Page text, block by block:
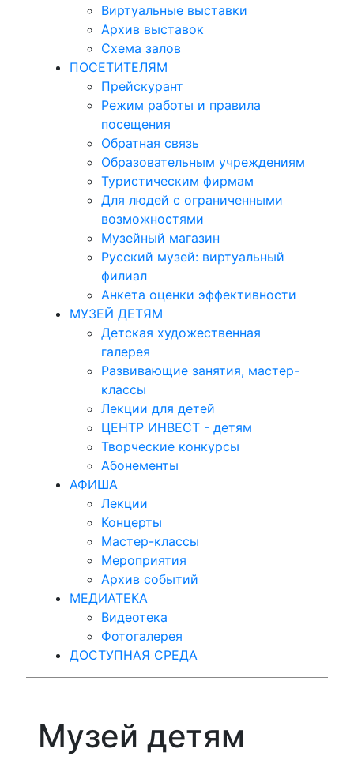
Виртуальные выставки
Архив выставок
Схема залов
ПОСЕТИТЕЛЯМ
Прейскурант
Режим работы и правила
посещения
Обратная связь
Образовательным учреждениям
Туристическим фирмам
Для людей с ограниченными
возможностями
Музейный магазин
Русский музей: виртуальный
филиал
Анкета оценки эффективности
МУЗЕЙ ДЕТЯМ
Детская художественная
галерея
Развивающие занятия, мастер-
классы
Лекции для детей
ЦЕНТР ИНВЕСТ - детям
Творческие конкурсы
Абонементы
АФИША
Лекции
Концерты
Мастер-классы
Мероприятия
Архив событий
МЕДИАТЕКА
Видеотека
Фотогалерея
ДОСТУПНАЯ СРЕДА
Музей детям